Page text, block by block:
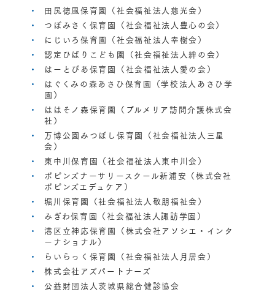
田尻徳風保育園（社会福祉法人慈光会）
つぼみさく保育園（社会福祉法人豊心の会）
にじいろ保育園（社会福祉法人幸樹会）
認定ひばりこども園（社会福祉法人絆の会）
はーとぴあ保育園（社会福祉法人愛の会）
はぐくみの森あさひ保育園（学校法人あさひ学
園）
ははそノ森保育園（プルメリア訪問介護株式会
社）
万博公園みつぼし保育園（社会福祉法人三星
会）
東中川保育園（社会福祉法人東中川会）
ポピンズナーサリースクール新浦安（株式会社
ポピンズエデュケア）
堀川保育園（社会福祉法人敬朋福祉会）
みぎわ保育園（社会福祉法人諏訪学園）
港区立神応保育園（株式会社アソシエ・インタ
ーナショナル）
らいらっく保育園（社会福祉法人月居会）
株式会社アズパートナーズ
公益財団法人茨城県総合健診協会